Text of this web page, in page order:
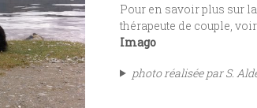
Pour en savoir plus sur
thérapeute de couple,
Imago
photo réalisée par S.